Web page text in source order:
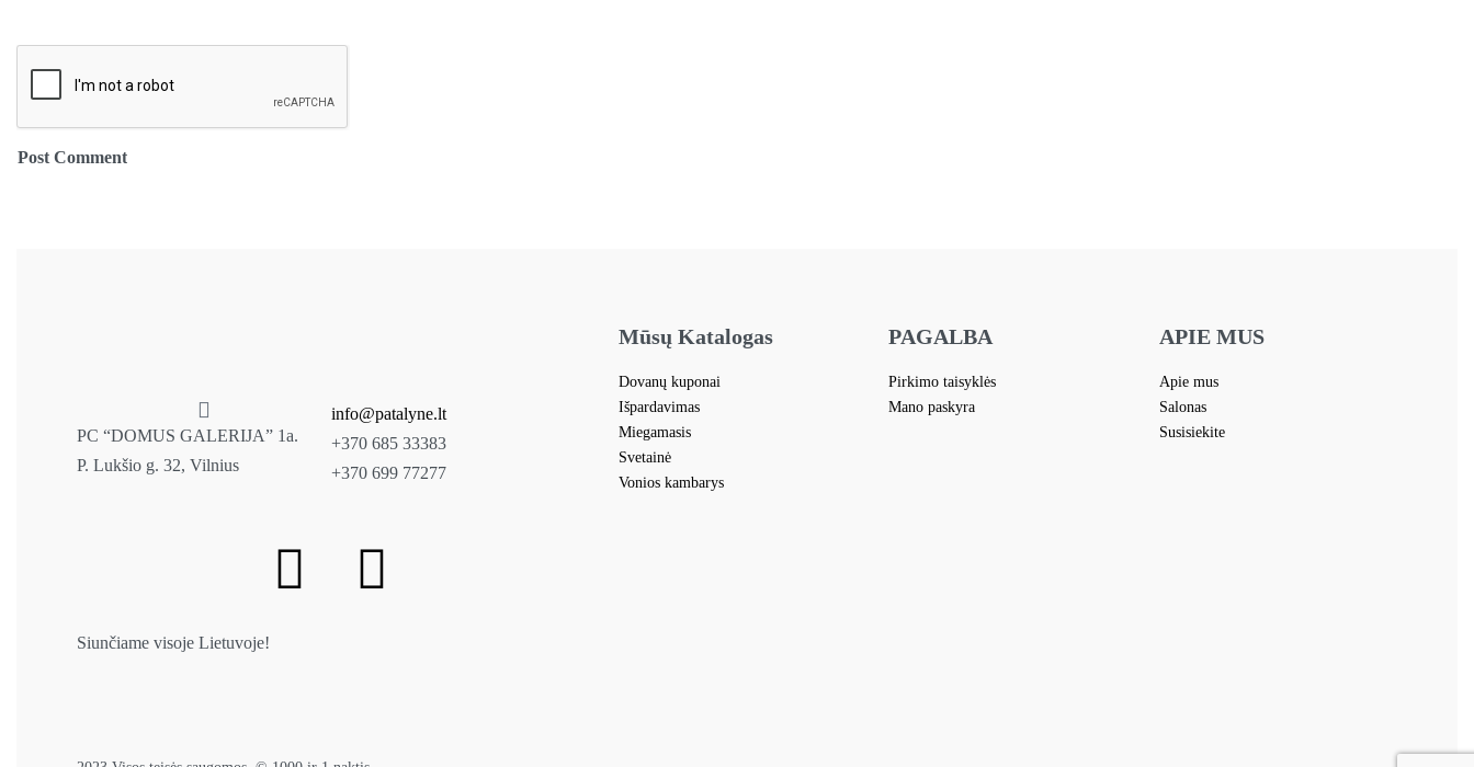
PC “DOMUS GALERIJA” 1a.
P. Lukšio g. 32, Vilnius
info@patalyne.lt
+370 685 33383
+370 699 77277
Siunčiame visoje Lietuvoje!
Mūsų Katalogas
Dovanų kuponai
Išpardavimas
Miegamasis
Svetainė
Vonios kambarys
PAGALBA
Pirkimo taisyklės
Mano paskyra
APIE MUS
Apie mus
Salonas
Susisiekite